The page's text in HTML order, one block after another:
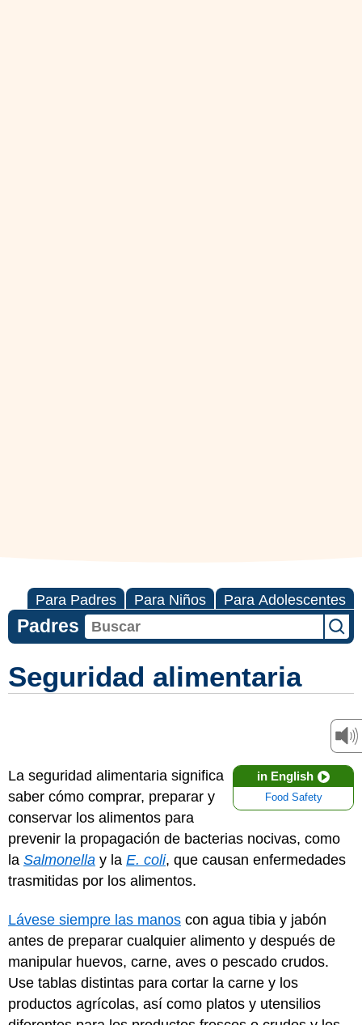
Para Padres Para Niños Para Adolescentes
Padres
Seguridad alimentaria
in English
Food Safety
La seguridad alimentaria significa
saber cómo comprar, preparar y
conservar los alimentos para
prevenir la propagación de bacterias nocivas, como
la Salmonella y la E. coli, que causan enfermedades
trasmitidas por los alimentos.
Lávese siempre las manos con agua tibia y jabón
antes de preparar cualquier alimento y después de
manipular huevos, carne, aves o pescado crudos.
Use tablas distintas para cortar la carne y los
productos agrícolas, así como platos y utensilios